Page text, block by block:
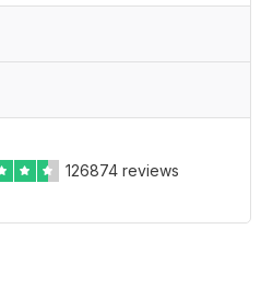
126874 reviews